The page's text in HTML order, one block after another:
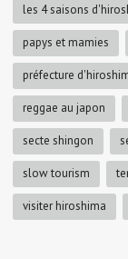
les 4 saisons
papys et mamies
préfecture
reggae au japon
secte shingon
slow tourism
visiter hiroshima